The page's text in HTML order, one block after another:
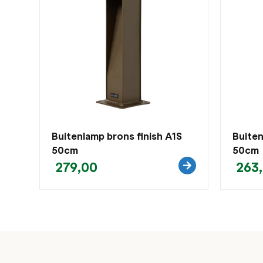
Buitenlamp brons finish A1S
50cm
279,00
50cm